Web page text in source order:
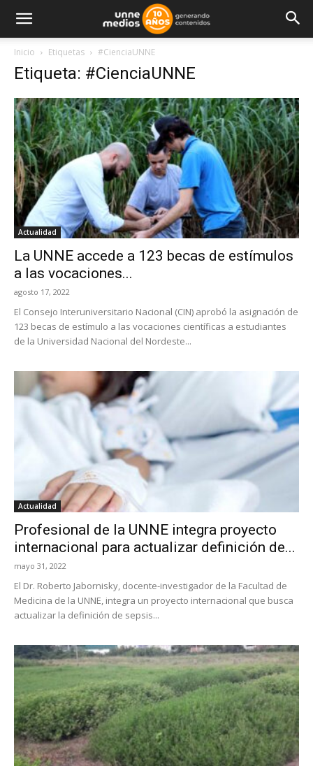
Inicio Etiquetas #CienciaUNNE
Etiqueta: #CienciaUNNE
Actualidad
La UNNE accede a 123 becas de estímulos
a las vocaciones...
agosto 17, 2022
El Consejo Interuniversitario Nacional (CIN) aprobó la asignación de
123 becas de estímulo a las vocaciones científicas a estudiantes
de la Universidad Nacional del Nordeste...
Actualidad
Profesional de la UNNE integra proyecto
internacional para actualizar definición de...
mayo 31, 2022
El Dr. Roberto Jabornisky, docente-investigador de la Facultad de
Medicina de la UNNE, integra un proyecto internacional que busca
actualizar la definición de sepsis...